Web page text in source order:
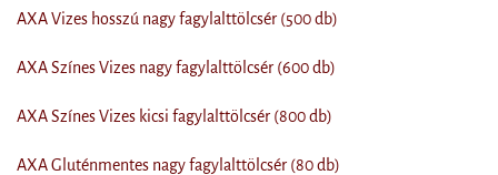
AXA Vizes hosszú nagy fagylalttölcsér (500 db)
AXA Színes Vizes nagy fagylalttölcsér (600 db)
AXA Színes Vizes kicsi fagylalttölcsér (800 db)
AXA Gluténmentes nagy fagylalttölcsér (80 db)